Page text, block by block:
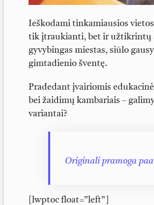
Ieškodami tinkamiausios
tik įtraukianti, bet ir užtikrintų
gyvybingas miestas, siūlo
gimtadienio šventę.
Pradedant įvairiomis
bei žaidimų kambariais –
variantai?
Originali pramoga
[lwptoc float=”left”]